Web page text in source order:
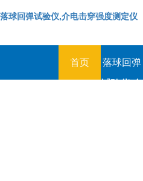
落球回弹试验仪,介电击穿强度测定仪
首页
落球回弹
试验仪,介